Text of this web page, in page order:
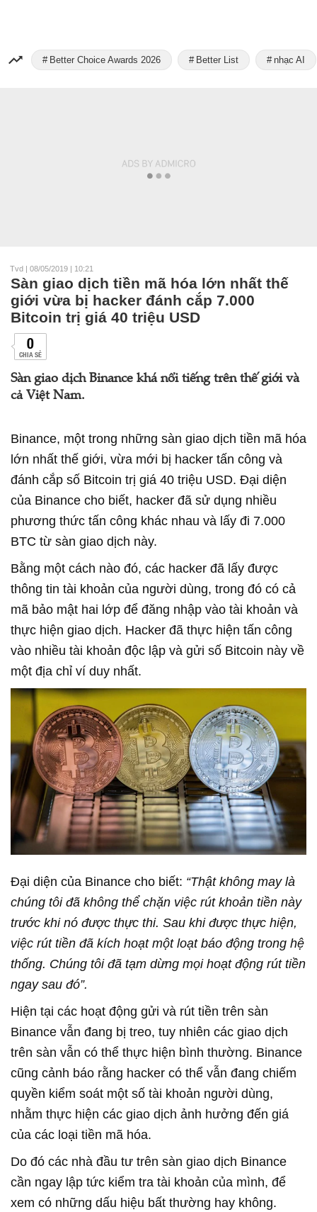
Better Choice Awards 2026 Better List nhạc AI
Tvd | 08/05/2019 | 10:21
Sàn giao dịch tiền mã hóa lớn nhất thế
giới vừa bị hacker đánh cắp 7.000
Bitcoin trị giá 40 triệu USD
0
CHIA SẺ
Sàn giao dịch Binance khá nổi tiếng trên thế giới và
cả Việt Nam.
Binance, một trong những sàn giao dịch tiền mã hóa
lớn nhất thế giới, vừa mới bị hacker tấn công và
đánh cắp số Bitcoin trị giá 40 triệu USD. Đại diện
của Binance cho biết, hacker đã sử dụng nhiều
phương thức tấn công khác nhau và lấy đi 7.000
BTC từ sàn giao dịch này.
Bằng một cách nào đó, các hacker đã lấy được
thông tin tài khoản của người dùng, trong đó có cả
mã bảo mật hai lớp để đăng nhập vào tài khoản và
thực hiện giao dịch. Hacker đã thực hiện tấn công
vào nhiều tài khoản độc lập và gửi số Bitcoin này về
một địa chỉ ví duy nhất.
Đại diện của Binance cho biết: “Thật không may là
chúng tôi đã không thể chặn việc rút khoản tiền này
trước khi nó được thực thi. Sau khi được thực hiện,
việc rút tiền đã kích hoạt một loạt báo động trong hệ
thống. Chúng tôi đã tạm dừng mọi hoạt động rút tiền
ngay sau đó”.
Hiện tại các hoạt động gửi và rút tiền trên sàn
Binance vẫn đang bị treo, tuy nhiên các giao dịch
trên sàn vẫn có thể thực hiện bình thường. Binance
cũng cảnh báo rằng hacker có thể vẫn đang chiếm
quyền kiểm soát một số tài khoản người dùng,
nhằm thực hiện các giao dịch ảnh hưởng đến giá
của các loại tiền mã hóa.
Do đó các nhà đầu tư trên sàn giao dịch Binance
cần ngay lập tức kiểm tra tài khoản của mình, để
xem có những dấu hiệu bất thường hay không.